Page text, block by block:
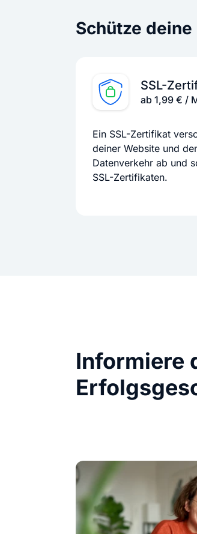
Schütze deine
SSL-
ab 1,99 € /
Ein SSL-Zertifikat
deiner Website und
Datenverkehr ab und
SSL-Zertifikaten.
Informiere